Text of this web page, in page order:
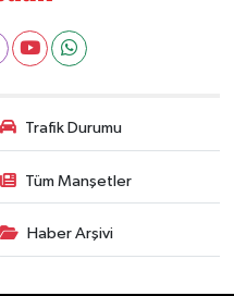
Trafik Durumu
Tüm Manşetler
Haber Arşivi